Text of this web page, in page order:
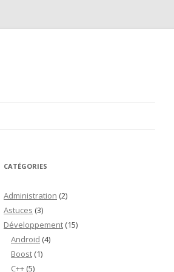
CATÉGORIES
Administration (2)
Astuces (3)
Développement (15)
Android (4)
Boost (1)
C++ (5)